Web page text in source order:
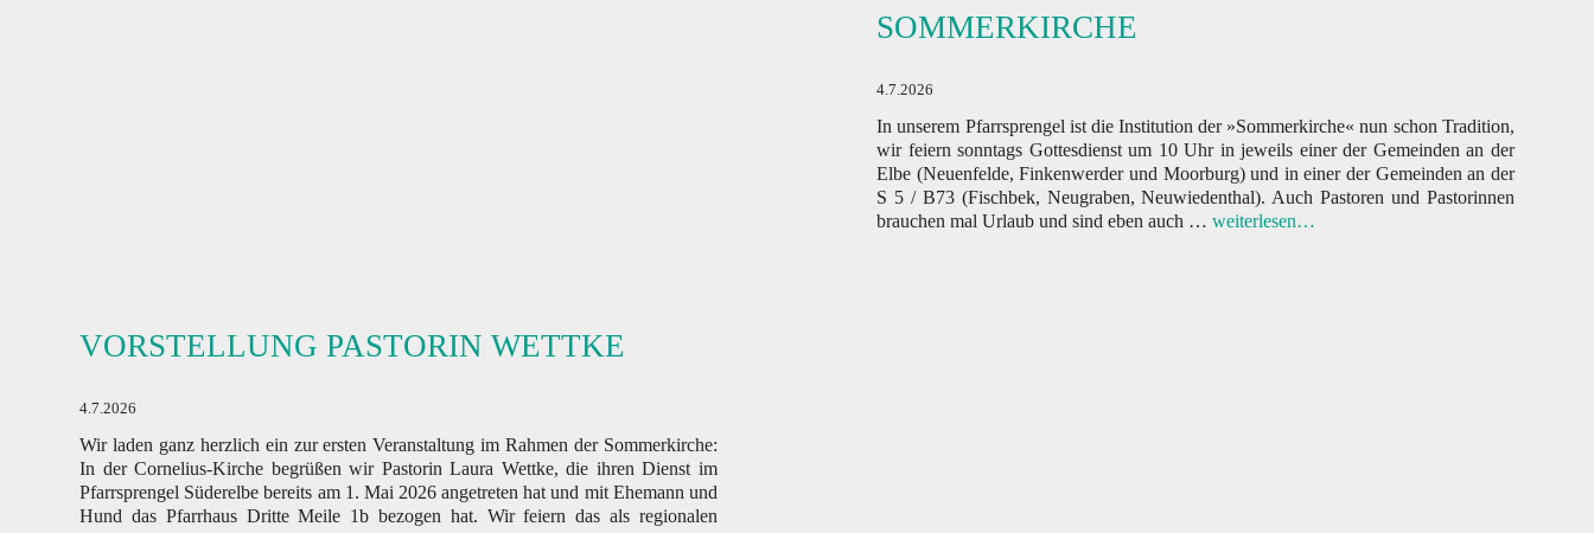
SOMMERKIRCHE
4.7.2026
In unserem Pfarrsprengel ist die Institution der »Sommerkirche« nun schon Tradition,
wir feiern sonntags Gottesdienst um 10 Uhr in jeweils einer der Gemeinden an der
Elbe (Neuenfelde, Finkenwerder und Moorburg) und in einer der Gemeinden an der
S 5 / B73 (Fischbek, Neugraben, Neuwiedenthal). Auch Pastoren und Pastorinnen
brauchen mal Urlaub und sind eben auch …weiterlesen…
VORSTELLUNG PASTORIN WETTKE
4.7.2026
Wir laden ganz herzlich ein zur ersten Veranstaltung im Rahmen der Sommerkirche:
In der Cornelius-Kirche begrüßen wir Pastorin Laura Wettke, die ihren Dienst im
Pfarrsprengel Süderelbe bereits am 1. Mai 2026 angetreten hat und mit Ehemann und
Hund das Pfarrhaus Dritte Meile 1b bezogen hat. Wir feiern das als regionalen